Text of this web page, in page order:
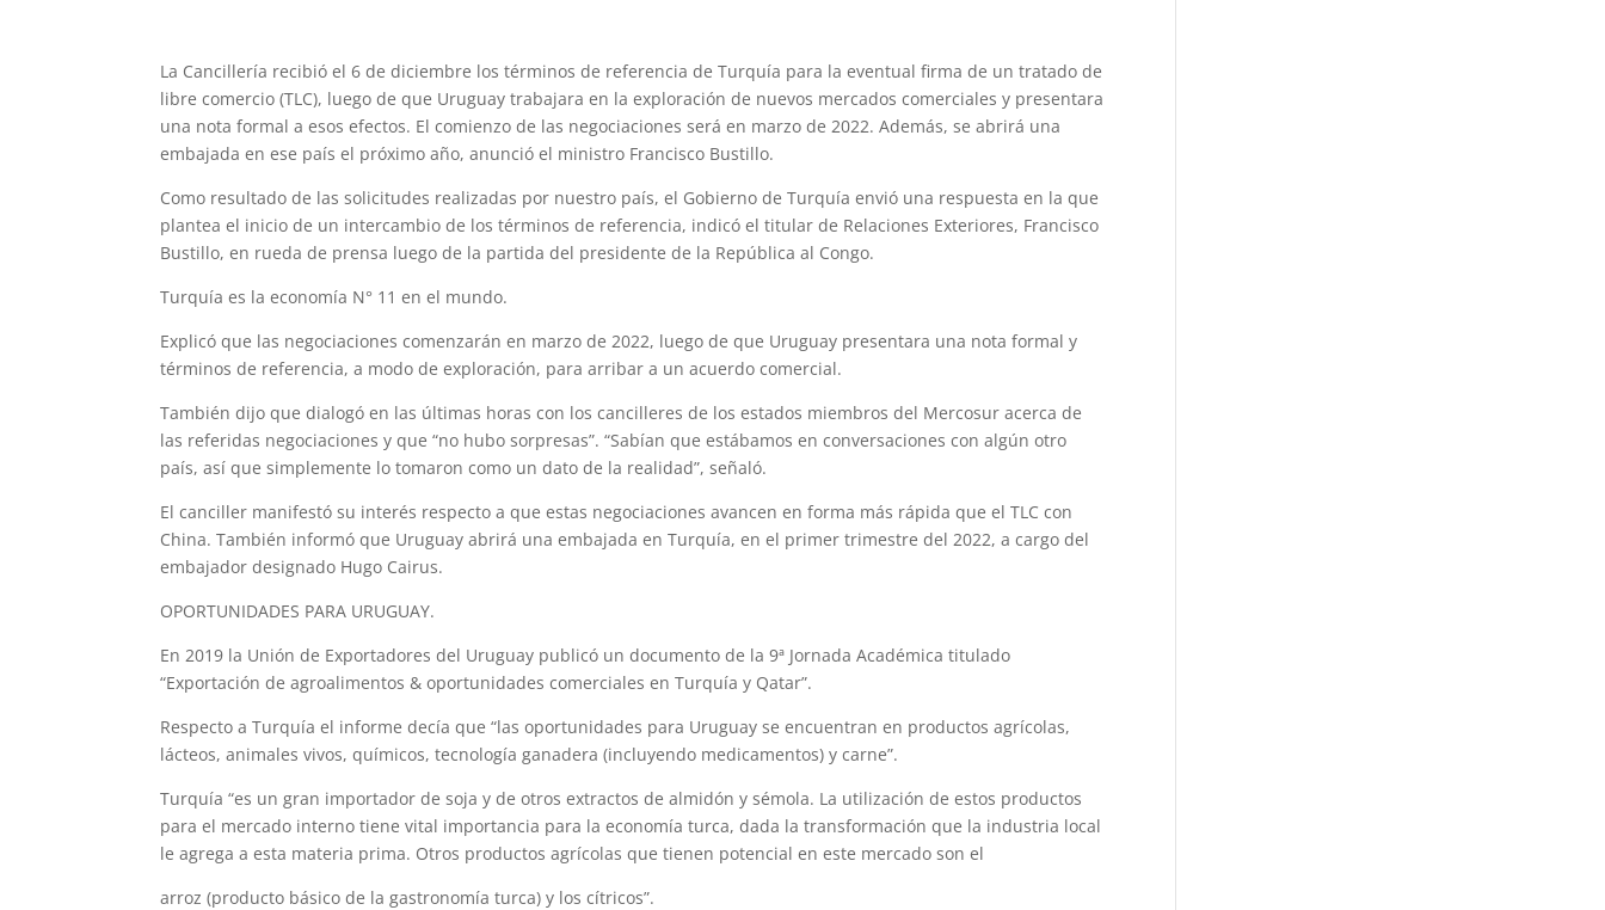
La Cancillería recibió el 6 de diciembre los términos de referencia de Turquía para la eventual firma de un tratado de
libre comercio (TLC), luego de que Uruguay trabajara en la exploración de nuevos mercados comerciales y presentara
una nota formal a esos efectos. El comienzo de las negociaciones será en marzo de 2022. Además, se abrirá una
embajada en ese país el próximo año, anunció el ministro Francisco Bustillo.
Como resultado de las solicitudes realizadas por nuestro país, el Gobierno de Turquía envió una respuesta en la que
plantea el inicio de un intercambio de los términos de referencia, indicó el titular de Relaciones Exteriores, Francisco
Bustillo, en rueda de prensa luego de la partida del presidente de la República al Congo.
Turquía es la economía N° 11 en el mundo.
Explicó que las negociaciones comenzarán en marzo de 2022, luego de que Uruguay presentara una nota formal y
términos de referencia, a modo de exploración, para arribar a un acuerdo comercial.
También dijo que dialogó en las últimas horas con los cancilleres de los estados miembros del Mercosur acerca de
las referidas negociaciones y que “no hubo sorpresas”. “Sabían que estábamos en conversaciones con algún otro
país, así que simplemente lo tomaron como un dato de la realidad”, señaló.
El canciller manifestó su interés respecto a que estas negociaciones avancen en forma más rápida que el TLC con
China. También informó que Uruguay abrirá una embajada en Turquía, en el primer trimestre del 2022, a cargo del
embajador designado Hugo Cairus.
OPORTUNIDADES PARA URUGUAY.
En 2019 la Unión de Exportadores del Uruguay publicó un documento de la 9ª Jornada Académica titulado
“Exportación de agroalimentos & oportunidades comerciales en Turquía y Qatar”.
Respecto a Turquía el informe decía que “las oportunidades para Uruguay se encuentran en productos agrícolas,
lácteos, animales vivos, químicos, tecnología ganadera (incluyendo medicamentos) y carne”.
Turquía “es un gran importador de soja y de otros extractos de almidón y sémola. La utilización de estos productos
para el mercado interno tiene vital importancia para la economía turca, dada la transformación que la industria local
le agrega a esta materia prima. Otros productos agrícolas que tienen potencial en este mercado son el
arroz (producto básico de la gastronomía turca) y los cítricos”.